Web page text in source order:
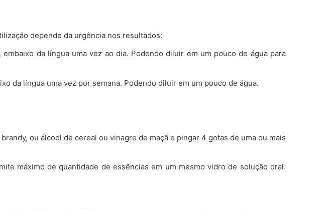
depende da urgência nos resultados:
da língua uma vez ao dia. Podendo diluir em um pouco de água para
da língua uma vez por semana. Podendo diluir em um pouco de água.
ou álcool de cereal ou vinagre de maçã e pingar 4 gotas de uma ou mais
máximo de quantidade de essências em um mesmo vidro de solução oral.